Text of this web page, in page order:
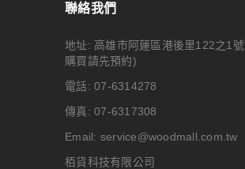
聯絡我們
地址: 高雄市阿蓮區港後里122之1號
購買請先預約)
電話: 07-6314278
傳真: 07-6317308
Email: service@woodmall.com.tw
栢貨科技有限公司